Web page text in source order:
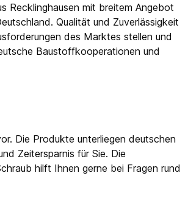
Recklinghausen mit breitem Angebot
Qualität und Zuverläs­sigkeit
des Marktes stellen und
Baustoffkooperationen und
Die Produkte unterliegen deutschen
Zeitersparnis für Sie. Die
hilft Ihnen gerne bei Fragen rund